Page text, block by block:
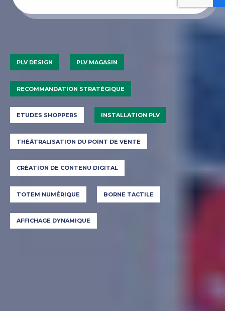
PLV DESIGN PLV MAGASIN
RECOMMANDATION STRATÉGIQUE
ETUDES SHOPPERS INSTALLATION PLV
THÉÂTRALISATION DU POINT DE VENTE
CRÉATION DE CONTENU DIGITAL
TOTEM NUMÉRIQUE BORNE TACTILE
AFFICHAGE DYNAMIQUE